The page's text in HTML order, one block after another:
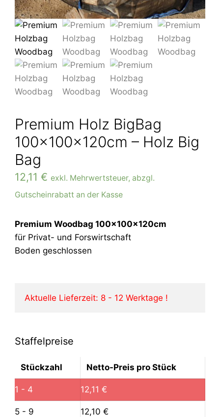
Premium Holz BigBag
100x100x120cm – Holz Big
Bag
12,11 € exkl. Mehrwertsteuer, abzgl.
Gutscheinrabatt an der Kasse
Premium Woodbag 100x100x120cm
für Privat- und Forswirtschaft
Boden geschlossen
Aktuelle Lieferzeit: 8 - 12 Werktage !
Staffelpreise
Stückzahl Netto-Preis pro Stück
1 - 4 12,11 €
5 - 9 12,10 €